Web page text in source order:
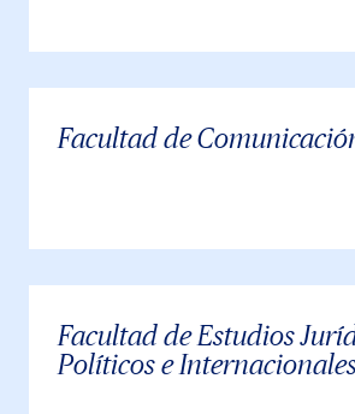
Facultad de
Facultad de Estudios
Políticos e